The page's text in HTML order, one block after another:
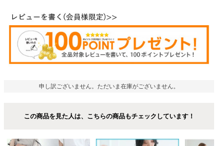
申し訳ございません。ただいま在庫がございません。
この商品を見た人は、こちらの商品もチェックしています！